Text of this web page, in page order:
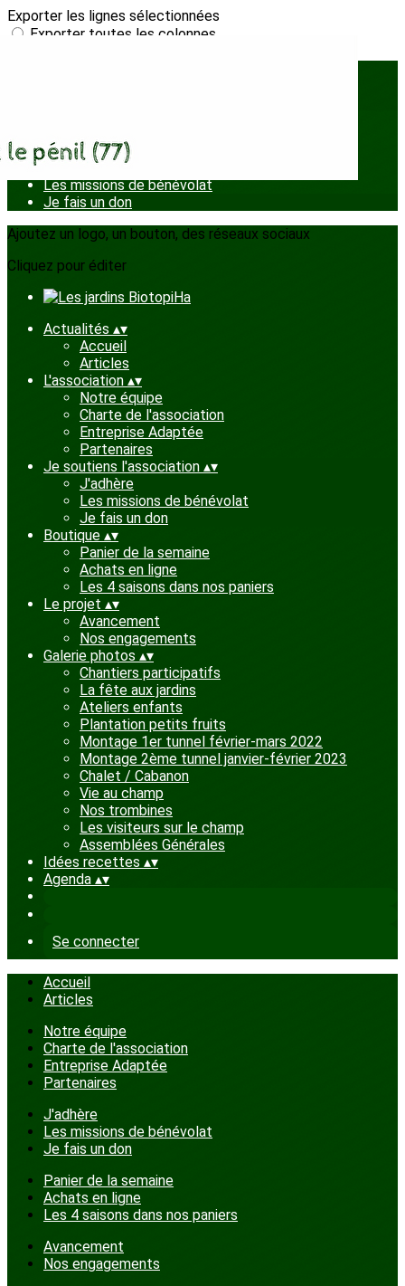
Exporter les lignes sélectionnées
Exporter toutes les colonnes
J'adhère
Les missions de bénévolat
Je fais un don
Ajoutez un logo, un bouton, des réseaux sociaux
Cliquez pour éditer
Actualités ▴▾
Accueil
Articles
L'association ▴▾
Notre équipe
Charte de l'association
Entreprise Adaptée
Partenaires
Je soutiens l'association ▴▾
J'adhère
Les missions de bénévolat
Je fais un don
Boutique ▴▾
Panier de la semaine
Achats en ligne
Les 4 saisons dans nos paniers
Le projet ▴▾
Avancement
Nos engagements
Galerie photos ▴▾
Chantiers participatifs
La fête aux jardins
Ateliers enfants
Plantation petits fruits
Montage 1er tunnel février-mars 2022
Montage 2ème tunnel janvier-février 2023
Chalet / Cabanon
Vie au champ
Nos trombines
Les visiteurs sur le champ
Assemblées Générales
Idées recettes ▴▾
Agenda ▴▾
Se connecter
Accueil
Articles
Notre équipe
Charte de l'association
Entreprise Adaptée
Partenaires
J'adhère
Les missions de bénévolat
Je fais un don
Panier de la semaine
Achats en ligne
Les 4 saisons dans nos paniers
Avancement
Nos engagements